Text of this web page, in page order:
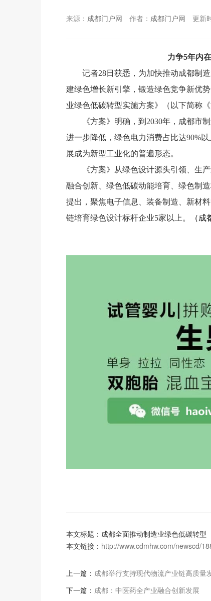
来源： 成都门户网 作者： 成都门户网 更新
力争5年内
记者28日获悉，为加快推动成都制
建绿色增长新引擎，锻造绿色竞争新优
业绿色低碳转型实施方案》（以下简称《
《方案》明确，到2030年，成都市
进一步降低，绿色电力消费占比达90%
展成为新型工业化的普遍形态。
《方案》从绿色设计源头引领、生
融合创新、绿色低碳动能培育、绿色制
提出，聚焦电子信息、装备制造、新材
链培育绿色设计标杆企业5家以上。
（
本文标题：成都全面推动制造业绿色低碳转型
本文链接： http://www.cdmhw.com/newscd/
上一篇： 成都举行支持现代物流产业链高质量
下一篇： 成都：中医药全产业融合创新发展